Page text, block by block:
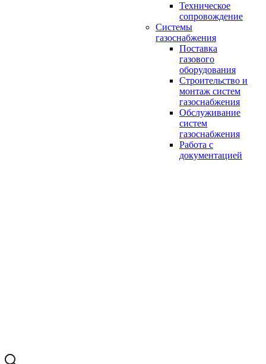
Техническое
сопровождение
Системы
газоснабжения
Поставка
газового
оборудования
Строительство и
монтаж систем
газоснабжения
Обслуживание
систем
газоснабжения
Работа с
документацией